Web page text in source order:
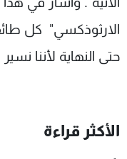
الارثوذكسي" كل
حتى النهاية لأننا
الأكثر قراءة